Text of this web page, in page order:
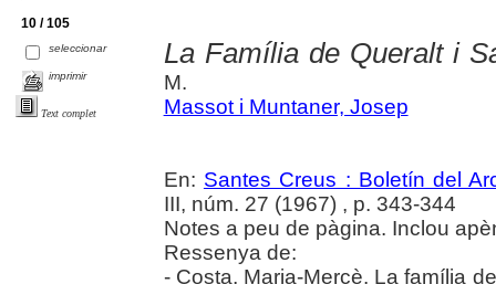
10 / 105
seleccionar
imprimir
Text complet
La Família de Queralt i
M.
Massot i Muntaner, Josep
En: Santes Creus : Boletín del
III, núm. 27 (1967) , p. 343-344
Notes a peu de pàgina. Inclou
Ressenya de:
- Costa, Maria-Mercè. La família